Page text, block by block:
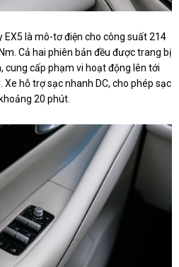
EX5 là mô-tơ điện cho công suất 214
Cả hai phiên bản đều được trang bị
cung cấp phạm vi hoạt động lên tới
Xe hỗ trợ sạc nhanh DC, cho phép sạc
20 phút.